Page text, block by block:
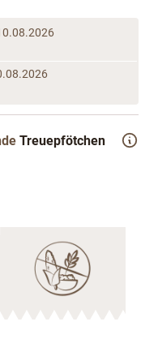
Treuepfötchen